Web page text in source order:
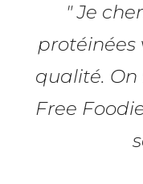
" Je
protéinées
qualité.
Free